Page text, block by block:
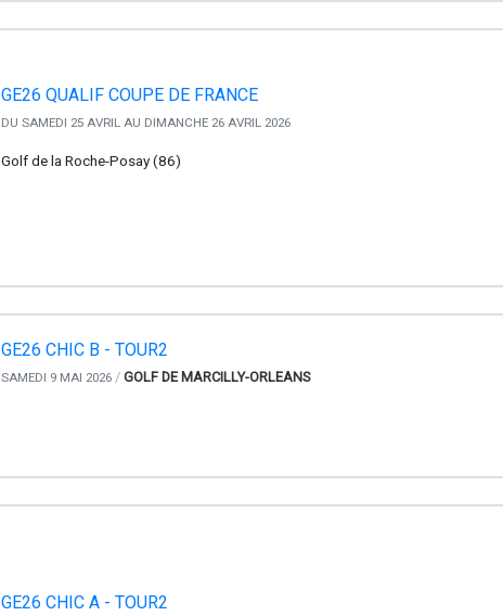
GE26 QUALIF COUPE DE FRANCE
DU SAMEDI 25 AVRIL AU DIMANCHE 26 AVRIL 2026
Golf de la Roche-Posay (86)
GE26 CHIC B - TOUR2
SAMEDI 9 MAI 2026 / GOLF DE MARCILLY-ORLEANS
GE26 CHIC A - TOUR2